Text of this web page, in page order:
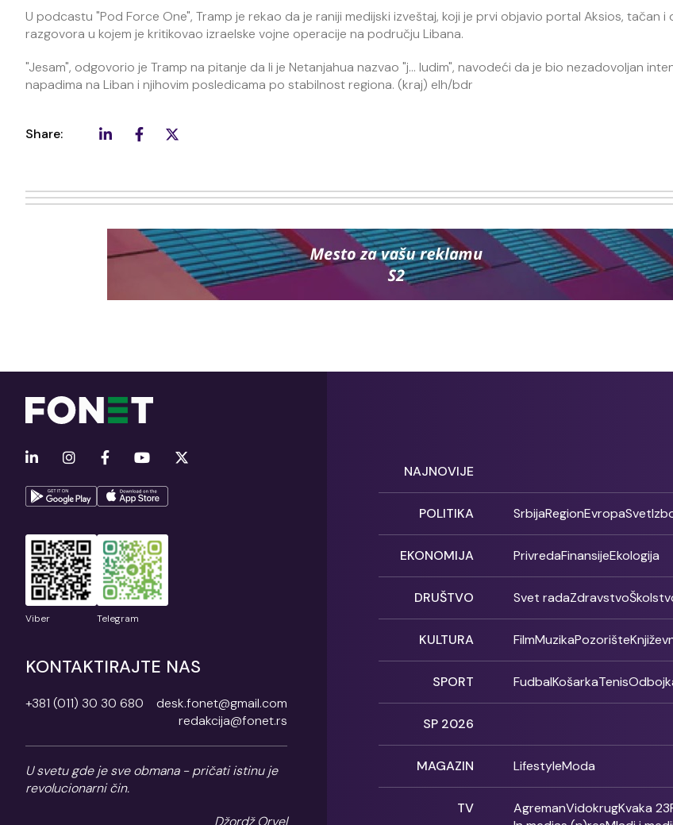
U podcastu "Pod Force One", Tramp je rekao da je raniji medijski izveštaj, koji je prvi objavio portal Aksios, tačan i
razgovora u kojem je kritikovao izraelske vojne operacije na području Libana.
"Jesam", odgovorio je Tramp na pitanje da li je Netanjahua nazvao "j... ludim", navodeći da je bio nezadovoljan
napadima na Liban i njihovim posledicama po stabilnost regiona. (kraj) elh/bdr
Share:
Viber Telegram
KONTAKTIRAJTE NAS
+381 (011) 30 30 680
desk.fonet@gmail.com
redakcija@fonet.rs
U svetu gde je sve obmana - pričati istinu je
revolucionarni čin.
Džordž Orvel
NAJNOVIJE
POLITIKA SrbijaRegionEvropaSvet
EKONOMIJA PrivredaFinansijeEkologija
DRUŠTVO Svet radaZdravstvo
KULTURA FilmMuzikaPozorište
SPORT FudbalKošarkaTenis
SP 2026
MAGAZIN LifestyleModa
TV AgremanVidokrugKvaka 23